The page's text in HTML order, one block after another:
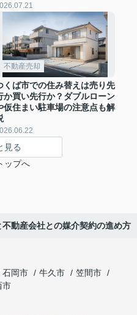
不動産売却
くば市での住み替えは売り先
か買い先行か？ダブルローン
仮住まい駐車場の注意点も解
見る
ップへ
動産会社との媒介契約の進め方
石岡市 牛久市
笠間市
市